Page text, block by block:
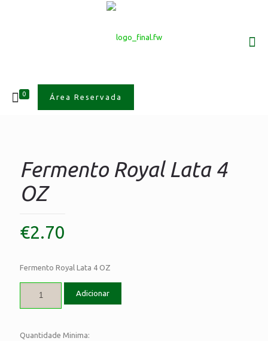
0 Área Reservada
Fermento Royal Lata 4
OZ
€2.70
Fermento Royal Lata 4 OZ
Adicionar
Quantidade Minima: